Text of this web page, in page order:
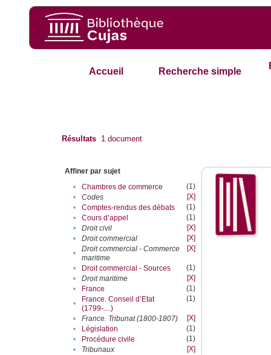
Accueil Recherche simple
Résultats 1 document
Affiner par sujet
•
Chambres de commerce
(1)
•
Codes
[X]
•
Comptes-rendus des débats
(1)
•
Cours d’appel
(1)
•
Droit civil
[X]
•
Droit commercial
[X]
•
Droit commercial - Commerce
maritime
[X]
• Droit commercial - Sources
(1)
•
Droit maritime
[X]
•
France
(1)
•
France. Conseil d’Etat
(1799-....)
(1)
• France. Tribunat (1800-1807)
[X]
•
Législation
(1)
•
Procédure civile
(1)
•
Tribunaux
[X]